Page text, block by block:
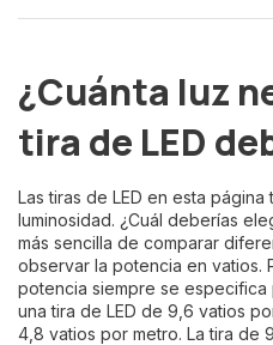
¿Cuánta luz
tira de LED
Las tiras de LED en esta
luminosidad. ¿Cuál deberías
más sencilla de comparar
observar la potencia en vatios.
potencia siempre se especifica
una tira de LED de 9,6 vatios
4,8 vatios por metro. La tira de